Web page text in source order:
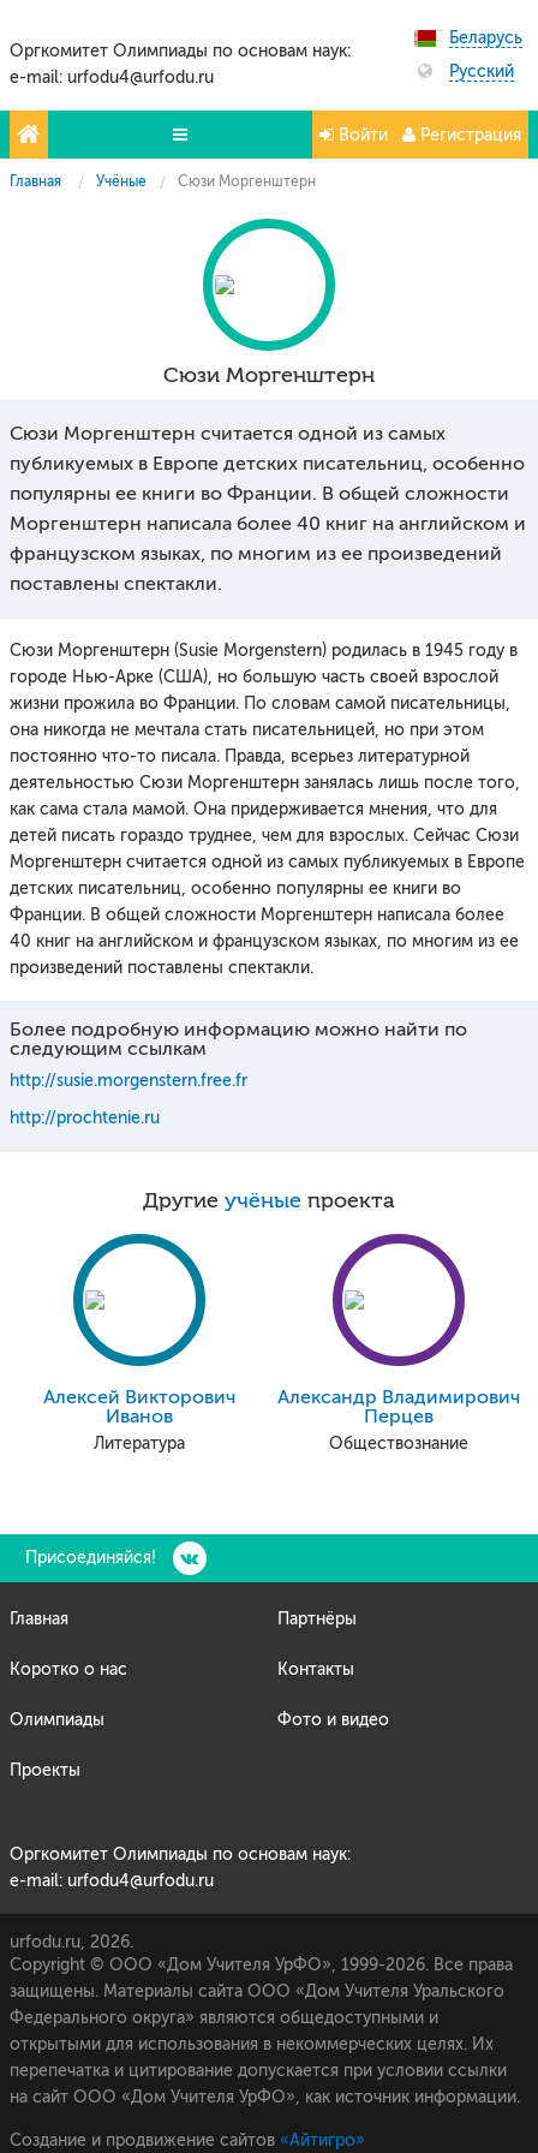
Оргкомитет Олимпиады по основам наук:
e-mail: urfodu4@urfodu.ru
Беларусь
Русский
Олимпиады
Войти Регистрация
Главная Учёные Сюзи Моргенштерн
Сюзи Моргенштерн
Сюзи Моргенштерн считается одной из самых
публикуемых в Европе детских писательниц, особенно
популярны ее книги во Франции. В общей сложности
Моргенштерн написала более 40 книг на английском и
французском языках, по многим из ее произведений
поставлены спектакли.
Сюзи Моргенштерн (Susie Morgenstern) родилась в 1945 году в
городе Нью-Арке (США), но большую часть своей взрослой
жизни прожила во Франции. По словам самой писательницы,
она никогда не мечтала стать писательницей, но при этом
постоянно что-то писала. Правда, всерьез литературной
деятельностью Сюзи Моргенштерн занялась лишь после того,
как сама стала мамой. Она придерживается мнения, что для
детей писать гораздо труднее, чем для взрослых. Сейчас Сюзи
Моргенштерн считается одной из самых публикуемых в Европе
детских писательниц, особенно популярны ее книги во
Франции. В общей сложности Моргенштерн написала более
40 книг на английском и французском языках, по многим из ее
произведений поставлены спектакли.
Более подробную информацию можно найти по
следующим ссылкам
http://susie.morgenstern.free.fr
http://prochtenie.ru
Другие учёные проекта
Алексей Викторович
Иванов
Литература
Александр Владимирович
Перцев
Обществознание
Присоединяйся!
Главная
Коротко о нас
Олимпиады
Проекты
Партнёры
Контакты
Фото и видео
Оргкомитет Олимпиады по основам наук:
e-mail: urfodu4@urfodu.ru
urfodu.ru, 2026.
Copyright © ООО «Дом Учителя УрФО», 1999-2026. Все права
защищены. Материалы сайта ООО «Дом Учителя Уральского
Федерального округа» являются общедоступными и
открытыми для использования в некоммерческих целях. Их
перепечатка и цитирование допускается при условии ссылки
на сайт ООО «Дом Учителя УрФО», как источник информации.
Создание и продвижение сайтов «Айтигро»